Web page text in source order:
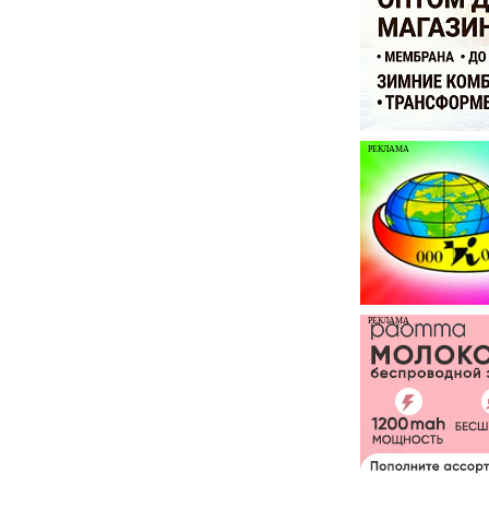
РЕКЛАМА
РЕКЛАМА